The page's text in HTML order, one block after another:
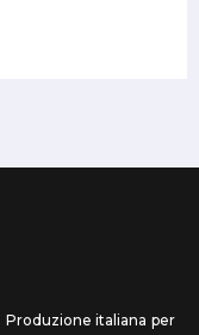
Produzione italiana per